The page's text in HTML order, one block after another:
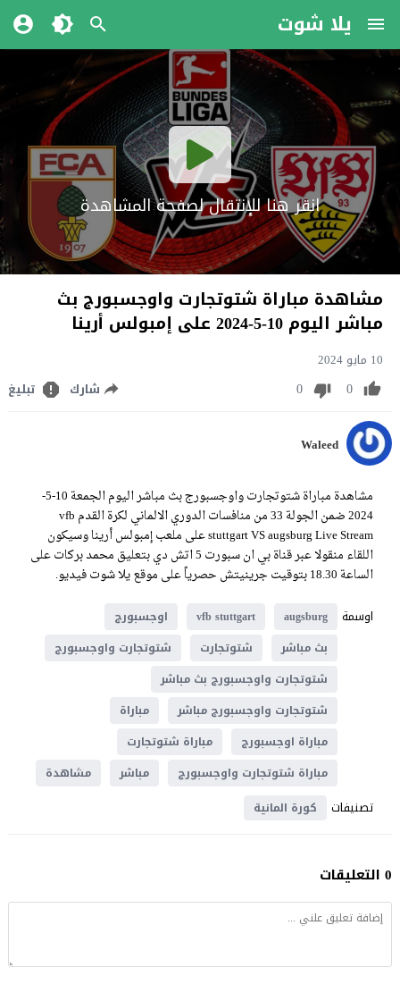
يلا شوت
انقر هنا للإنتقال لصفحة المشاهدة
مشاهدة مباراة شتوتجارت واوجسبورج بث
مباشر اليوم 10-5-2024 على إمبولس أرينا
10 مايو 2024
0
0 شارك تبليغ
Waleed
مشاهدة مباراة شتوتجارت واوجسبورج بث مباشر اليوم الجمعة 10-5-
2024 ضمن الجولة 33 من منافسات الدوري الالماني لكرة القدم vfb
stuttgart VS augsburg Live Stream على ملعب إمبولس أرينا وسيكون
اللقاء منقولا عبر قناة بي ان سبورت 5 اتش دي بتعليق محمد بركات على
الساعة 18.30 بتوقيت جرينيتش حصرياً على موقع يلا شوت فيديو.
اوسمة
augsburg
vfb stuttgart
اوجسبورج
بث مباشر
شتوتجارت
شتوتجارت واوجسبورج
شتوتجارت واوجسبورج بث مباشر
شتوتجارت واوجسبورج مباشر
مباراة
مباراة اوجسبورج
مباراة شتوتجارت
مباراة شتوتجارت واوجسبورج
مباشر مشاهدة
تصنيفات كورة المانية
0 التعليقات